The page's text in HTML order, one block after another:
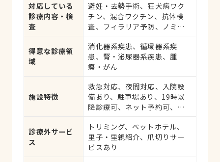
対応している
診療内容・検
査
避妊・去勢手術、狂犬病ワク
チン、混合ワクチン、抗体検
査、フィラリア予防、ノミ・
応、健康診断、各種検査、外
科手術
得意な診療領
域
消化器系疾患、循環器系疾
患、腎・泌尿器系疾患、腫
瘍・がん
施設特徴
救急対応、夜間対応、入院設
備あり、駐車場あり、19時以
降診療可、ネット予約可、日
診療外サービ
ス
トリミング、ペットホテル、
里子・里親紹介、爪切りサー
ビスあり